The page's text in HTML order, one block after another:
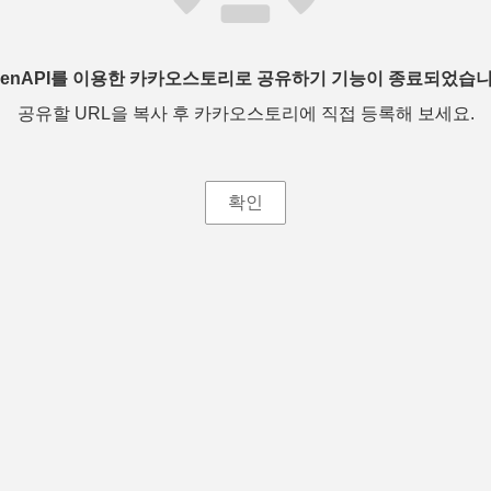
를 이용한 카카오스토리로 공유하기 기능이 종료되었습
공유할 URL을 복사 후 카카오스토리에 직접 등록해 보세요.
확인